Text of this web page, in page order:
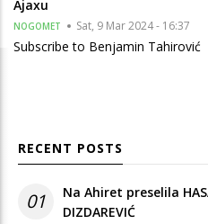
Ajaxu
NOGOMET Sat, 9 Mar 2024 - 16:37
Subscribe to Benjamin Tahirović
RECENT POSTS
01
Na Ahiret preselila
DIZDAREVIĆ